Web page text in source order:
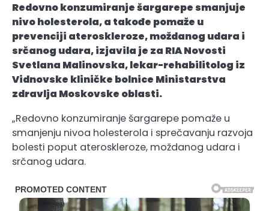
Redovno konzumiranje šargarepe smanjuje
nivo holesterola, a takođe pomaže u
prevenciji ateroskleroze, moždanog udara i
srčanog udara, izjavila je za RIA Novosti
Svetlana Malinovska, lekar-rehabilitolog iz
Vidnovske kliničke bolnice Ministarstva
zdravlja Moskovske oblasti.
„Redovno konzumiranje šargarepe pomaže u
smanjenju nivoa holesterola i sprečavanju razvoja
bolesti poput ateroskleroze, moždanog udara i
srčanog udara.